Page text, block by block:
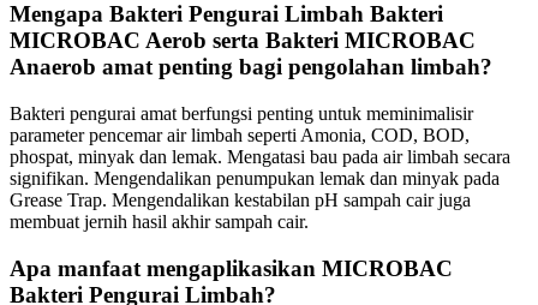
Mengapa Bakteri Pengurai Limbah Bakteri
MICROBAC Aerob serta Bakteri MICROBAC
Anaerob amat penting bagi pengolahan limbah?
Bakteri pengurai amat berfungsi penting untuk meminimalisir
parameter pencemar air limbah seperti Amonia, COD, BOD,
phospat, minyak dan lemak. Mengatasi bau pada air limbah secara
signifikan. Mengendalikan penumpukan lemak dan minyak pada
Grease Trap. Mengendalikan kestabilan pH sampah cair juga
membuat jernih hasil akhir sampah cair.
Apa manfaat mengaplikasikan MICROBAC
Bakteri Pengurai Limbah?